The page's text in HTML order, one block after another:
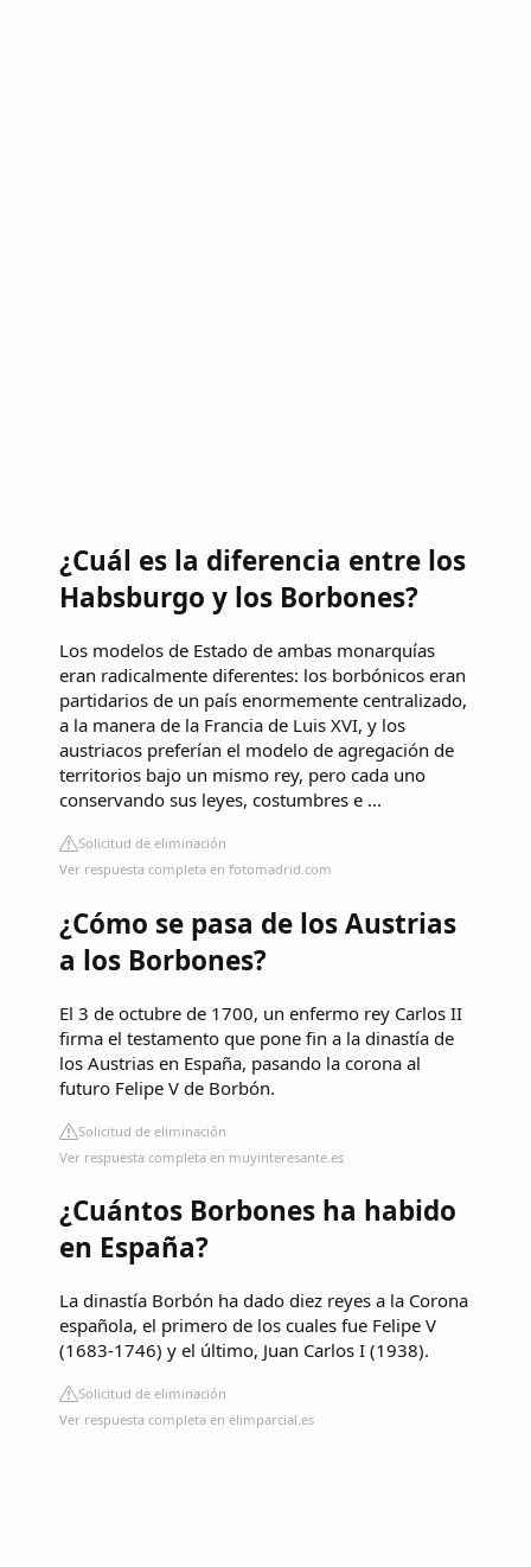
¿Cuál es la diferencia entre los
Habsburgo y los Borbones?
Los modelos de Estado de ambas monarquías
eran radicalmente diferentes: los borbónicos eran
partidarios de un país enormemente centralizado,
a la manera de la Francia de Luis XVI, y los
austriacos preferían el modelo de agregación de
territorios bajo un mismo rey, pero cada uno
conservando sus leyes, costumbres e ...
Solicitud de eliminación
Ver respuesta completa en fotomadrid.com
¿Cómo se pasa de los Austrias
a los Borbones?
El 3 de octubre de 1700, un enfermo rey Carlos II
firma el testamento que pone fin a la dinastía de
los Austrias en España, pasando la corona al
futuro Felipe V de Borbón.
Solicitud de eliminación
Ver respuesta completa en muyinteresante.es
¿Cuántos Borbones ha habido
en España?
La dinastía Borbón ha dado diez reyes a la Corona
española, el primero de los cuales fue Felipe V
(1683-1746) y el último, Juan Carlos I (1938).
Solicitud de eliminación
Ver respuesta completa en elimparcial.es